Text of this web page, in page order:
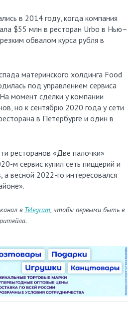
в 2014 году, когда компания
$55 млн в ресторан Urbo в Нью–
обвалом курса рубля в
материнского холдинга Food
под управлением сервиса
момент сделки у компании
но к сентябрю 2020 года у сети
в Петербурге и один в
ресторанов «Две палочки»
м сервис купил сеть пиццерий и
весной 2022-го интересовался
в Telegram, чтобы первыми быть в